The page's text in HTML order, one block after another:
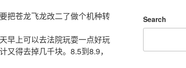
把苍龙飞龙改二了做个机种转
早上可以去法院玩耍一点好玩
又得去掉几千块。8.5到8.9，
Search